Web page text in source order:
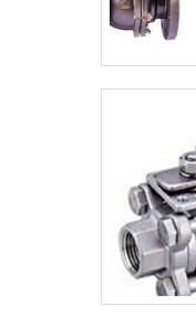
apontada de
pela seriedade e
sucesso dos